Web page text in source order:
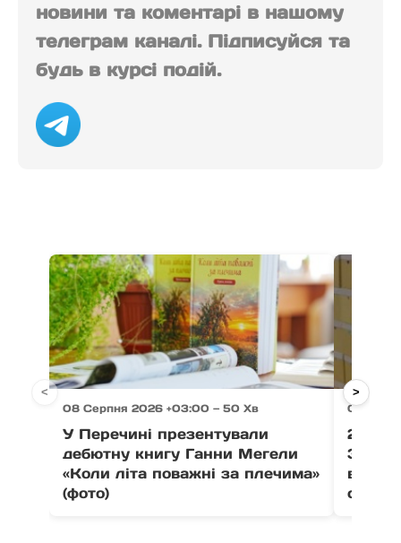
новини та коментарі в нашому
телеграм каналі. Підписуйся та
будь в курсі подій.
08 Серпня 2026 +03:00 — 50 Хв
У Перечині презентували
дебютну книгу Ганни Мегели
«Коли літа поважні за плечима»
(фото)
08
21
< >